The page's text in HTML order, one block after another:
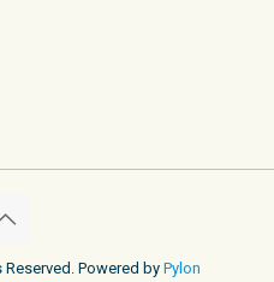
Powered by Pylon